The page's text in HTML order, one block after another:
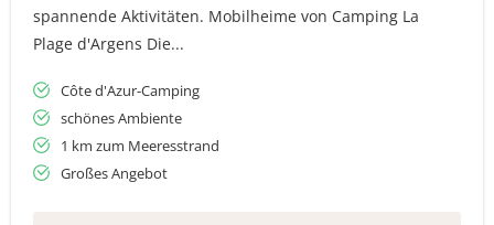
spannende Aktivitäten. Mobilheime von Camping La
Plage d'Argens Die...
Côte d'Azur-Camping
schönes Ambiente
1 km zum Meeresstrand
Großes Angebot